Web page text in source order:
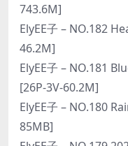
743.6M]
ElyEE子 – NO.182
46.2M]
ElyEE子 – NO.181
[26P-3V-60.2M]
ElyEE子 – NO.180
85MB]